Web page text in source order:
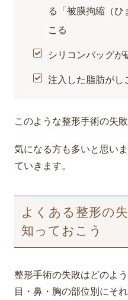
る「被膜拘縮（ひ
こる
シリコンバッグが
注入した脂肪がし
このような整形手術の失
気になる方も多いと思い
ていきます。
よくある整形の
知っておこう
整形手術の失敗はどのよ
目・鼻・胸の部位別にそ